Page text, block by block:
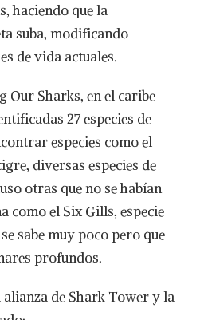
haciendo que la
suba, modificando
de vida actuales.
Our Sharks, en el caribe
27 especies de
especies como el
diversas especies de
otras que no se habían
como el Six Gills, especie
sabe muy poco pero que
profundos.
alianza de Shark Tower y la